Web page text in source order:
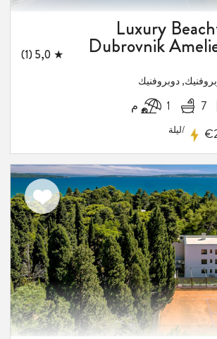
Luxury
Dubrovnik
★ 5,0 (1)
دوبروفنيك
7 1 م
/ليلة
اضف
الى
المفضلة